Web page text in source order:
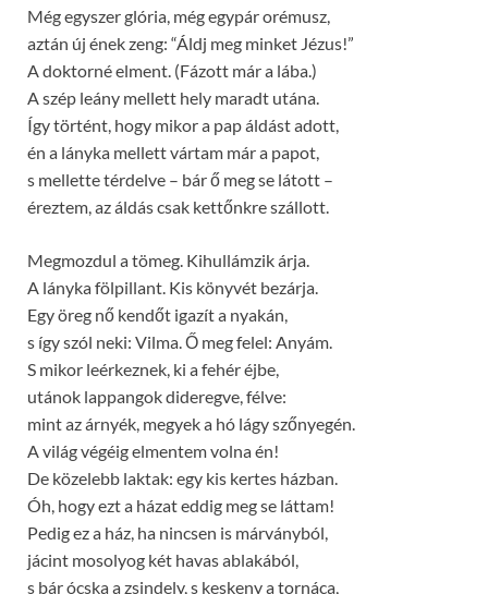
Még egyszer glória, még egypár orémusz,
aztán új ének zeng: “Áldj meg minket Jézus!”
A doktorné elment. (Fázott már a lába.)
A szép leány mellett hely maradt utána.
Így történt, hogy mikor a pap áldást adott,
én a lányka mellett vártam már a papot,
s mellette térdelve – bár ő meg se látott –
éreztem, az áldás csak kettőnkre szállott.
Megmozdul a tömeg. Kihullámzik árja.
A lányka fölpillant. Kis könyvét bezárja.
Egy öreg nő kendőt igazít a nyakán,
s így szól neki: Vilma. Ő meg felel: Anyám.
S mikor leérkeznek, ki a fehér éjbe,
utánok lappangok dideregve, félve:
mint az árnyék, megyek a hó lágy szőnyegén.
A világ végéig elmentem volna én!
De közelebb laktak: egy kis kertes házban.
Óh, hogy ezt a házat eddig meg se láttam!
Pedig ez a ház, ha nincsen is márványból,
jácint mosolyog két havas ablakából,
s bár ócska a zsindely, s keskeny a tornáca,